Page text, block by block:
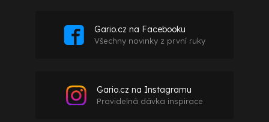
Gario.cz na Facebooku
Všechny novinky z první ruky
Gario.cz na Instagramu
Pravidelná dávka inspirace